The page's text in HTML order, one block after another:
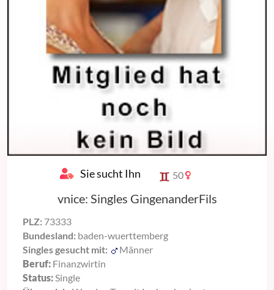
Sie sucht Ihn 50
vnice: Singles GingenanderFils
PLZ: 73333
Bundesland: baden-wuerttemberg
Singles gesucht mit:
Männer
Beruf: Finanzwirtin
Status:Single